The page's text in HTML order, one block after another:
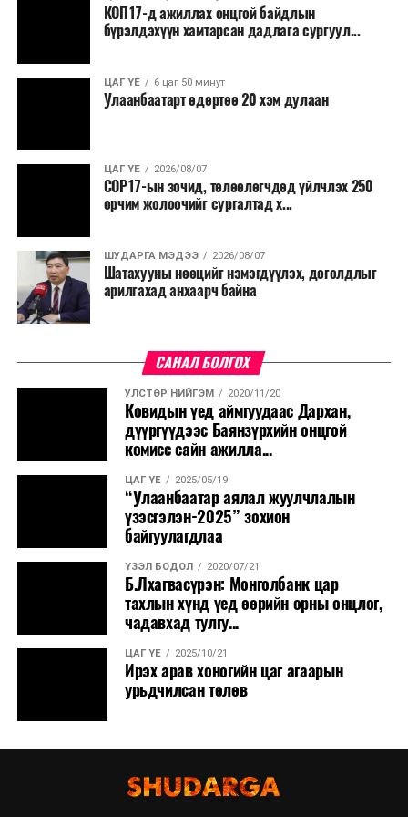
КОП17-д ажиллах онцгой байдлын
бүрэлдэхүүн хамтарсан дадлага сургуул...
ЦАГ ҮЕ 6 цаг 50 минут
Улаанбаатарт өдөртөө 20 хэм дулаан
ЦАГ ҮЕ 2026/08/07
COP17-ын зочид, төлөөлөгчдөд үйлчлэх 250
орчим жолоочийг сургалтад х...
ШУДАРГА МЭДЭЭ 2026/08/07
Шатахууны нөөцийг нэмэгдүүлэх, доголдлыг
арилгахад анхаарч байна
САНАЛ БОЛГОХ
УЛСТӨР НИЙГЭМ 2020/11/20
Ковидын үед аймгуудаас Дархан,
дүүргүүдээс Баянзүрхийн онцгой
комисс сайн ажилла...
ЦАГ ҮЕ 2025/05/19
“Улаанбаатар аялал жуулчлалын
үзэсгэлэн-2025” зохион
байгуулагдлаа
ҮЗЭЛ БОДОЛ 2020/07/21
Б.Лхагвасүрэн: Монголбанк цар
тахлын хүнд үед өөрийн орны онцлог,
чадавхад тулгу...
ЦАГ ҮЕ 2025/10/21
Ирэх арав хоногийн цаг агаарын
урьдчилсан төлөв